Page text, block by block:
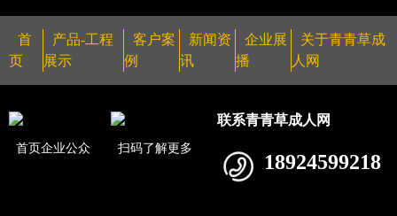
首
页
产品-工程
展示
客户案
例
新闻资
讯
企业展
播
关于青青草成
人网
首页企业公众 扫码了解更多
联系青青草成人网
18924599218